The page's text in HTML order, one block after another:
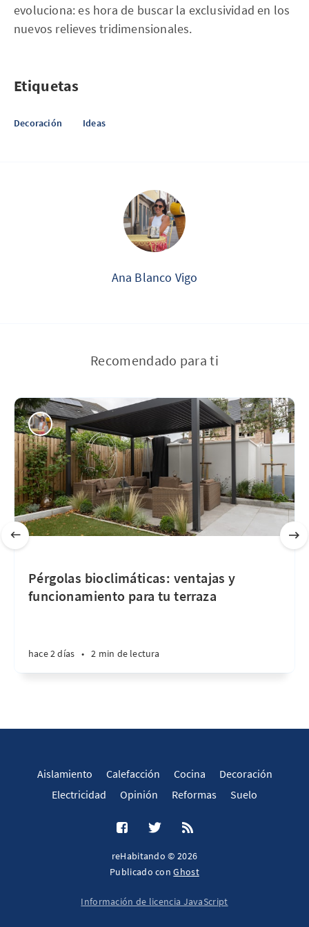
evoluciona: es hora de buscar la exclusividad en los
nuevos relieves tridimensionales.
Etiquetas
Decoración Ideas
Ana Blanco Vigo
Recomendado para ti
Pérgolas bioclimáticas: ventajas y
funcionamiento para tu terraza
hace 2 días • 2 min de lectura
Aislamiento Calefacción Cocina
Decoración
Electricidad
Opinión Reformas Suelo
reHabitando © 2026
Publicado conGhost
Información de licencia JavaScript